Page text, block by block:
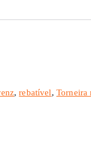
,rebatível, Torneira